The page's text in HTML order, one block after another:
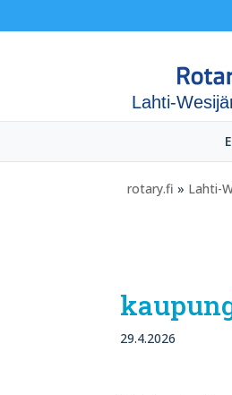
Lahti-
rotary.fi » Lahti-
29.4.2026